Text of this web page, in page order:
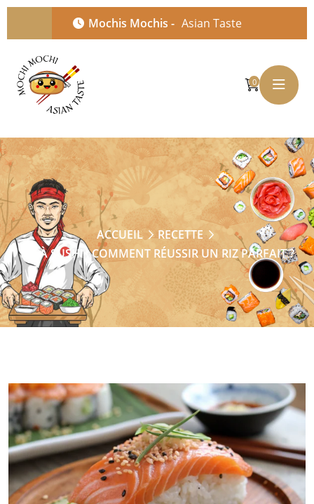
Mochis Mochis - Asian Taste
0
ACCUEIL
RECETTE
RIZ À SUSHI : COMMENT RÉUSSIR UN RIZ PARFAIT ?